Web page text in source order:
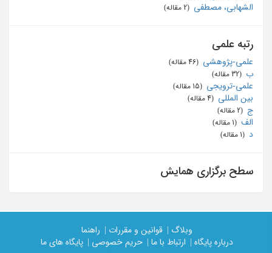
الشهابی، مصطفی
رتبه علمی
علمی-پژوهشی
ب
علمی-ترویجی
بین المللی
ج
الف
د
سطح برگزاری همایش
وبلاگ | قوانین و مقررات |
راهنما
درباره پایگاه |
ارتباط با ما | حریم خصوصی |
پایگاه های ما